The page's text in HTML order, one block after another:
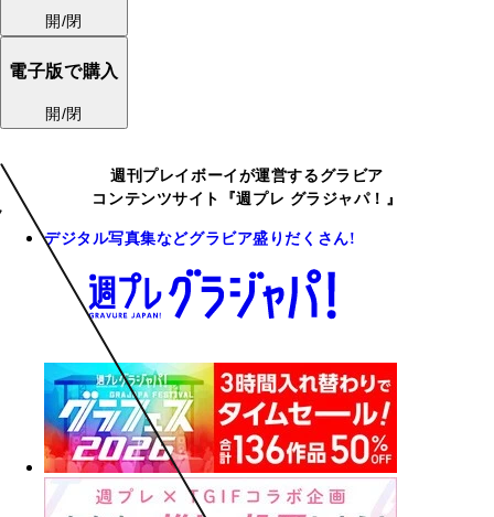
開/閉
電子版で購入
開/閉
週刊プレイボーイが運営するグラビア
コンテンツサイト『週プレ グラジャパ！』
デジタル写真集などグラビア盛りだくさん!